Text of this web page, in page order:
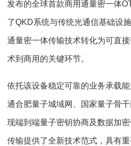
发布的全球首款商用通量密一体
了QKD系统与传统光通信基础设
通量密一体传输技术转化为可直
术到商用的关键环节。
依托该设备稳定可靠的业务承载
通合肥量子城域网、国家量子骨
现端到端量子密钥协商及数据加
传输提供了全新技术范式，具有重